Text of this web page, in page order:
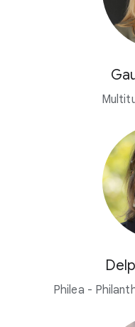
Philea -